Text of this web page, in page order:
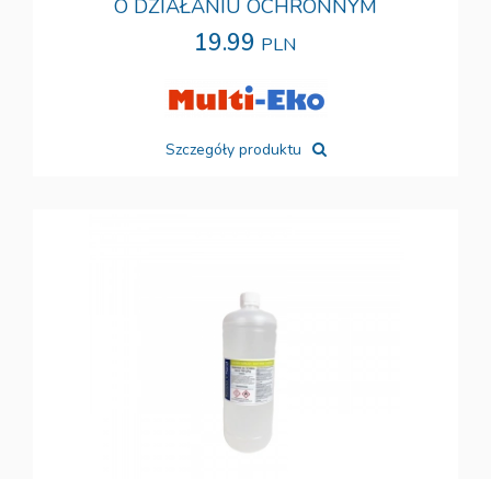
O DZIAŁANIU OCHRONNYM
19.99 PLN
Szczegóły produktu